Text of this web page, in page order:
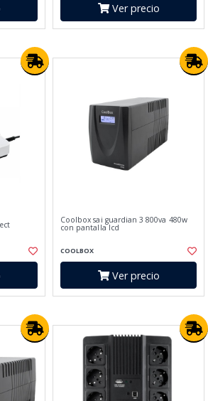
Ver precio
Coolbox sai guardian 3 800va 480w
con pantalla lcd
COOLBOX
Ver precio